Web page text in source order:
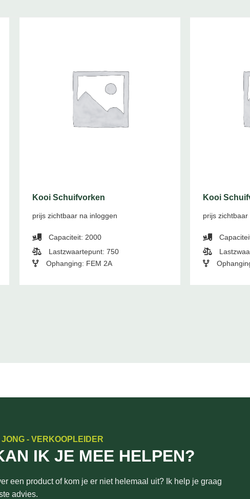
Kooi Schuifvorken
prijs zichtbaar na inloggen
Capaciteit: 2000
Lastzwaartepunt: 750
Ophanging: FEM 2A
Kooi
prijs
- VERKOOPLEIDER
IK JE MEE HELPEN?
een product of kom je er niet helemaal uit? Ik help je graag
advies.